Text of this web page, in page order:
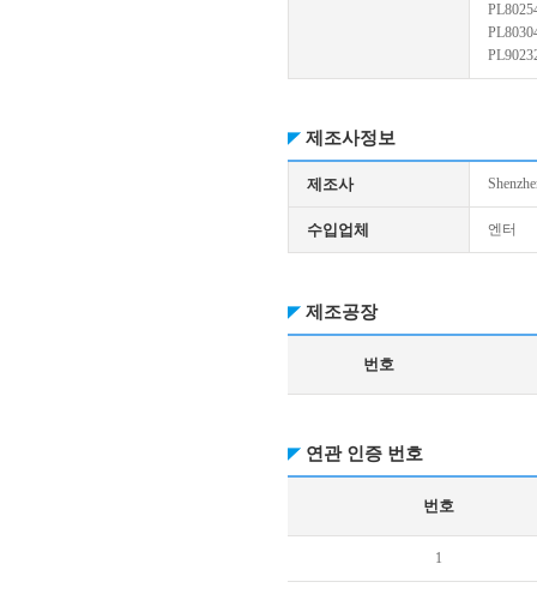
제조사정보
제조사
수입업체 엔터
제조공장
번호
연관 인증 번호
번호
1